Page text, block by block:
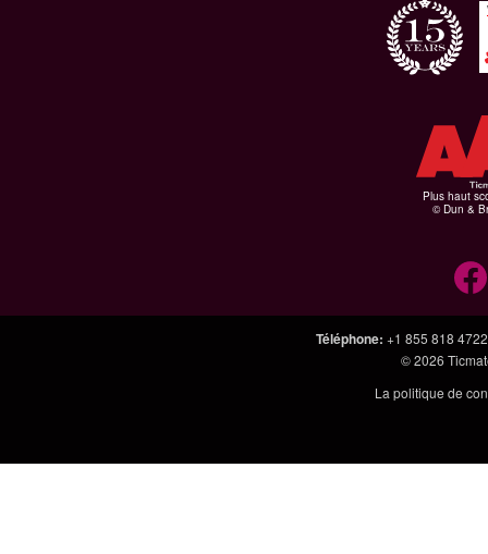
Plus haut
© Dun &
Téléphone: +1 855 818 4722
© 2026
La politique de